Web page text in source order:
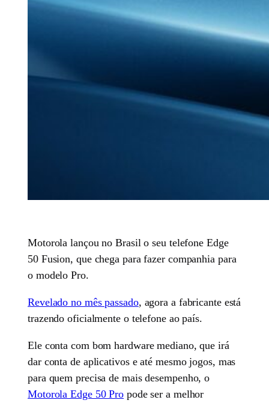
Motorola lançou no Brasil o seu telefone Edge
50 Fusion, que chega para fazer companhia para
o modelo Pro.
Revelado no mês passado, agora a fabricante está
trazendo oficialmente o telefone ao país.
Ele conta com bom hardware mediano, que irá
dar conta de aplicativos e até mesmo jogos, mas
para quem precisa de mais desempenho, o
Motorola Edge 50 Pro pode ser a melhor